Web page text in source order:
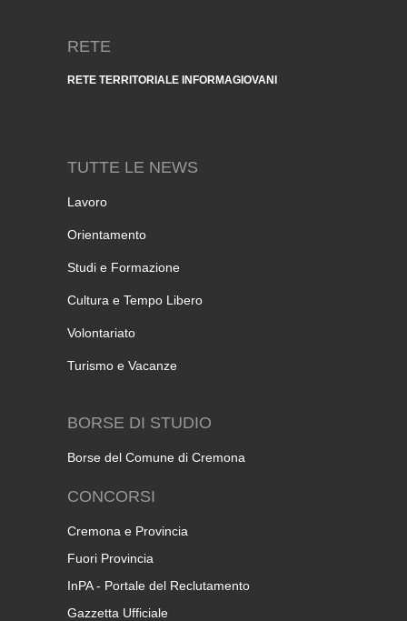
RETE
RETE TERRITORIALE INFORMAGIOVANI
TUTTE LE NEWS
Lavoro
Orientamento
Studi e Formazione
Cultura e Tempo Libero
Volontariato
Turismo e Vacanze
BORSE DI STUDIO
Borse del Comune di Cremona
CONCORSI
Cremona e Provincia
Fuori Provincia
InPA - Portale del Reclutamento
Gazzetta Ufficiale